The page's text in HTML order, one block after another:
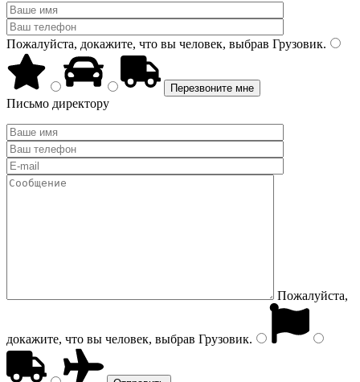
Пожалуйста, докажите, что вы человек, выбрав Грузовик.
Письмо директору
Пожалуйста,
докажите, что вы человек, выбрав Грузовик.